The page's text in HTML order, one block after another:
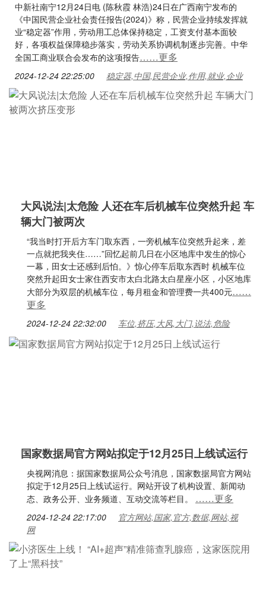
中新社南宁12月24日电 (陈秋霞 林浩)24日在广西南宁发布的
《中国民营企业社会责任报告(2024)》称，民营企业持续发挥就
业“稳定器”作用，劳动用工总体保持稳定，工资支付基本面较
好，各项权益保障稳步落实，劳动关系协调机制逐步完善。中华
全国工商业联合会发布的这项报告……更多
2024-12-24 22:25:00 稳定器,中国,民营企业,作用,就业,企业
大风说法|太危险 人还在车后机械车位突然升起 车
辆大门被两次
“我当时打开后方车门取东西，一旁机械车位突然升起来，差
一点就把我夹住……”回忆起前几日在小区地库中发生的惊心
一幕，田女士还感到后怕。》惊心停车后取东西时 机械车位
突然升起田女士家住西安市太白北路太白星座小区，小区地库
大部分为双层的机械车位，每月租金和管理费一共400元……
更多
2024-12-24 22:32:00 车位,挤压,大风,大门,说法,危险
国家数据局官方网站拟定于12月25日上线试运行
央视网消息：据国家数据局公众号消息，国家数据局官方网站
拟定于12月25日上线试运行。网站开设了机构设置、新闻动
态、政务公开、业务频道、互动交流等栏目。 ……更多
2024-12-24 22:17:00
官方网站,国家,官方,数据,网站,视
网